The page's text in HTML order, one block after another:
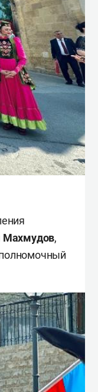
Махмудов,